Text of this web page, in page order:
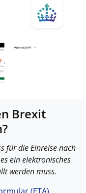
Brexit
für die Einreise nach
ein elektronisches
werden muss.
(ETA)